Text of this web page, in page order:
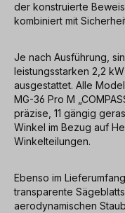
der konstruierte
kombiniert mit
Je nach Ausführung,
leistungsstarken 2,2
ausgestattet. Alle
MG-36 Pro M
präzise, 11 gängig
Winkel im Bezug auf
Winkelteilungen.
Ebenso im
transparente
aerodynamischen